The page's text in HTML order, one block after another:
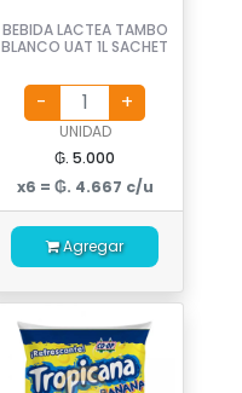
BEBIDA LACTEA TAMBO
BLANCO UAT 1L SACHET
UNIDAD
₲. 5.000
x6 = ₲. 4.667 c/u
Agregar